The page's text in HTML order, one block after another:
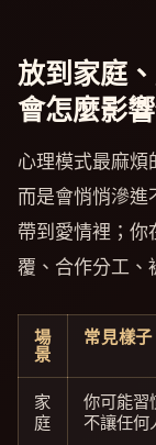
放到家庭
會怎麼影
心理模式最麻煩
而是會悄悄滲進
帶到愛情裡；你
覆、合作分工、
場
景
常見樣子
家
庭
你可能習
不讓任何